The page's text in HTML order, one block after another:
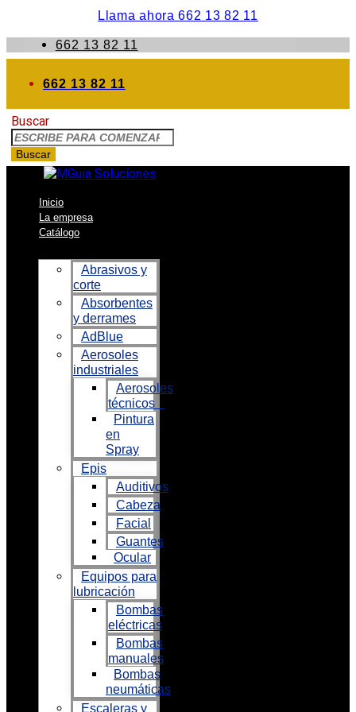
Llama ahora 662 13 82 11
662 13 82 11
662 13 82 11
Buscar
Buscar
Inicio
La empresa
Catálogo
Abrasivos y
corte
Absorbentes
y derrames
AdBlue
Aerosoles
industriales
Aerosoles
técnicos
Pintura
en
Spray
Epis
Auditivos
Cabeza
Facial
Guantes
Ocular
Equipos para
lubricación
Bombas
eléctricas
Bombas
manuales
Bombas
neumáticas
Escaleras y